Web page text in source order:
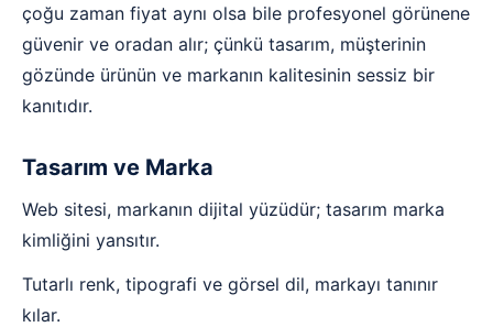
çoğu zaman fiyat aynı olsa bile profesyonel görünene
güvenir ve oradan alır; çünkü tasarım, müşterinin
gözünde ürünün ve markanın kalitesinin sessiz bir
kanıtıdır.
Tasarım ve Marka
Web sitesi, markanın dijital yüzüdür; tasarım marka
kimliğini yansıtır.
Tutarlı renk, tipografi ve görsel dil, markayı tanınır
kılar.